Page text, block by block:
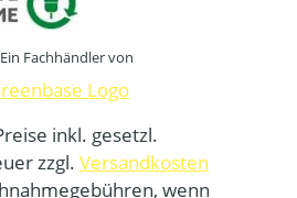
Ein Fachhändler von
inkl. gesetzl.
zzgl. Versandkosten
wenn